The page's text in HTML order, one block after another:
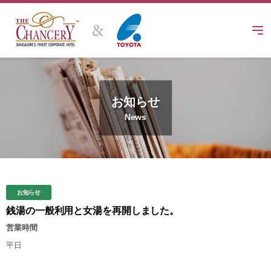
Skip
content
お知らせ
News
お知らせ
銭湯の一般利用と女湯を再開しました。
営業時間
平日